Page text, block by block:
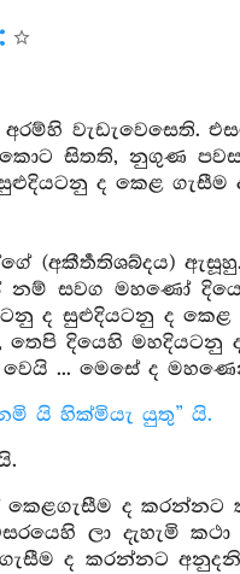
වැඩැවෙසෙති.
කොට සිතති, නුගුණ
ද කෙළ ගැසීම
සවග මහණෝ
ද සුළුදියටනු ද කෙළ
දියෙහි මහදියටනු
... මෙසේ ද
යි හික්මියැ යුතු” යි.
ද කරන්නට
ලා දැහැමි
ද කරන්නට